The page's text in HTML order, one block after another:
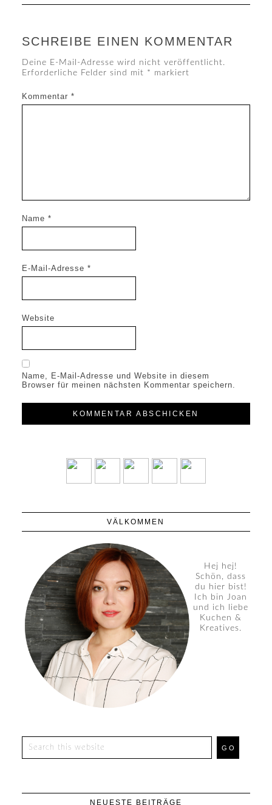
SCHREIBE EINEN KOMMENTAR
Deine E-Mail-Adresse wird nicht veröffentlicht.
Erforderliche Felder sind mit * markiert
Kommentar *
Name *
E-Mail-Adresse *
Website
Name, E-Mail-Adresse und Website in diesem
Browser für meinen nächsten Kommentar speichern.
VÄLKOMMEN
Hej hej!
Schön, dass
du hier bist!
Ich bin Joan
und ich liebe
Kuchen &
Kreatives.
NEUESTE BEITRÄGE